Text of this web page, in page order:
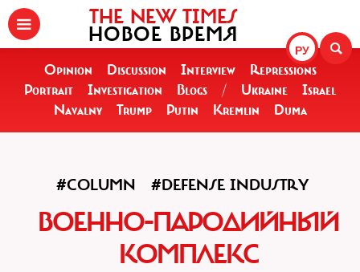
РУ
THE NEW TIMES
НОВОЕ ВРЕМЯ
Opinion Discussion Interview
Repressions
Portrait
Investigation Blogs / Ukraine
Israel
Navalny
Trump Putin Kremlin Duma
#COLUMN #DEFENSE INDUSTRY
ВОЕННО-ПАРОДИЙНЫЙ
КОМПЛЕКС